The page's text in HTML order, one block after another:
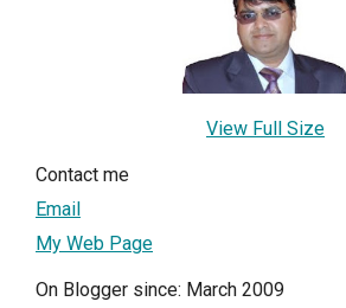
View Full Size
Contact me
Email
My Web Page
On Blogger since: March 2009